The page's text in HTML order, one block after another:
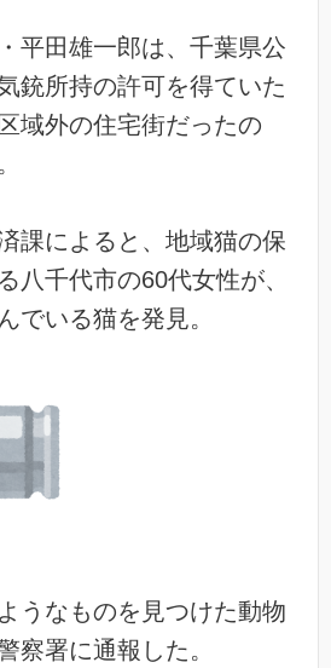
平田雄一郎は、千葉県公
銃所持の許可を得ていた
域外の住宅街だったの
課によると、地域猫の保
八千代市の60代女性が、
でいる猫を発見。
うなものを見つけた動物
察署に通報した。